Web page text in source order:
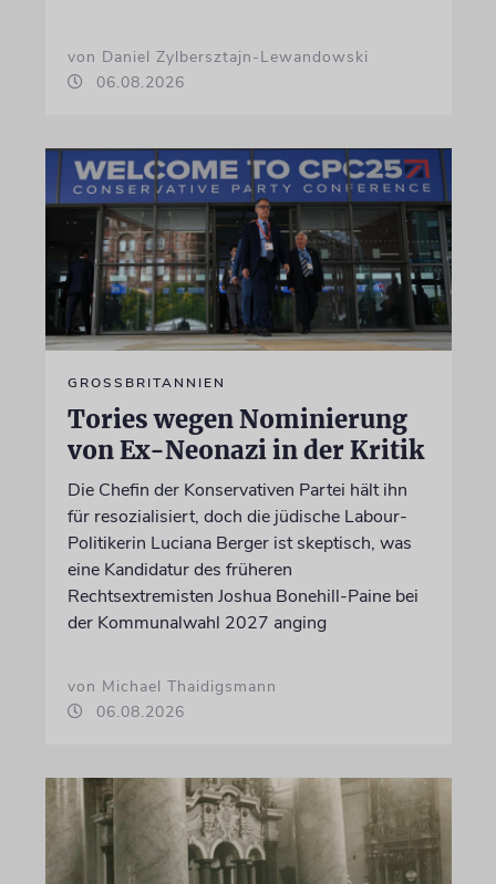
von Daniel Zylbersztajn-Lewandowski
06.08.2026
GROSSBRITANNIEN
Tories wegen Nominierung
von Ex-Neonazi in der Kritik
Die Chefin der Konservativen Partei hält ihn
für resozialisiert, doch die jüdische Labour-
Politikerin Luciana Berger ist skeptisch, was
eine Kandidatur des früheren
Rechtsextremisten Joshua Bonehill-Paine bei
der Kommunalwahl 2027 anging
von Michael Thaidigsmann
06.08.2026